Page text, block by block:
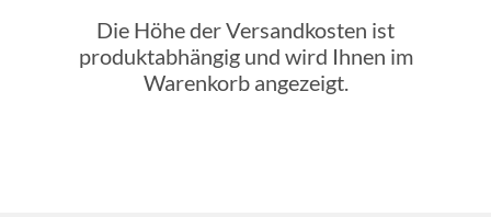
Die Höhe der Versandkosten ist
produktabhängig und wird Ihnen im
Warenkorb angezeigt.